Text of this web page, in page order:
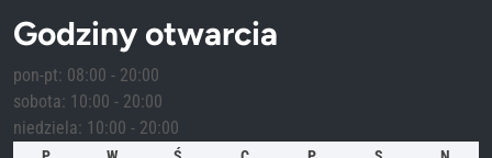
Godziny otwarcia
pon-pt: 08:00 - 20:00
sobota: 10:00 - 20:00
niedziela: 10:00 - 20:00